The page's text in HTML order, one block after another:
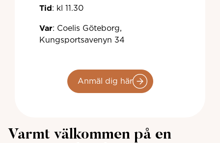
Varmt välkommen på en
Tid: kl 11.30
Var: Coelis Göteborg,
Kungsportsavenyn 34
Anmäl dig här